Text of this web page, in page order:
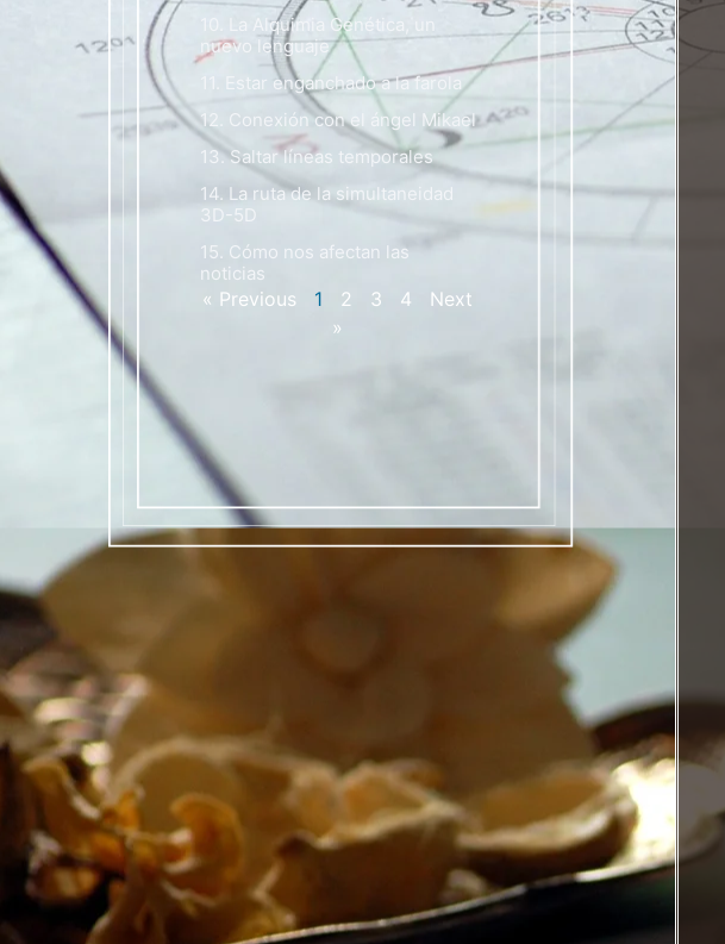
10. La Alquimia Genética, un
nuevo lenguaje
11. Estar enganchado a la farola
12. Conexión con el ángel Mikael
13. Saltar líneas temporales
14. La ruta de la simultaneidad
3D-5D
15. Cómo nos afectan las
noticias
« Previous 1 2 3 4
Next
»